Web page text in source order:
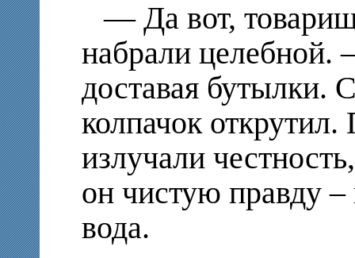
— Да вот,
набрали целебной.
доставая бутылки.
колпачок открутил.
излучали
он чистую правду
вода.